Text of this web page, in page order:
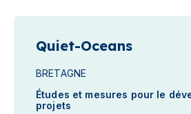
Quiet-Oceans
BRETAGNE
Études et mesures pour le
projets